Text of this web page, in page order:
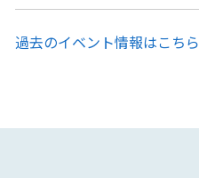
過去のイベント情報はこちら